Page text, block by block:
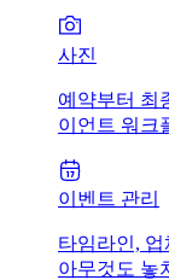
사진
예약부터 최
이언트 워크
이벤트 관리
타임라인,
아무것도 놓